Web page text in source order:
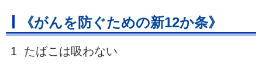
《がんを防ぐための新12か条》
1 たばこは吸わない